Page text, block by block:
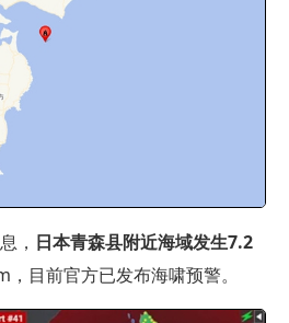
， 日本青森县附近海域发生7.2
目前官方已发布海啸预警。